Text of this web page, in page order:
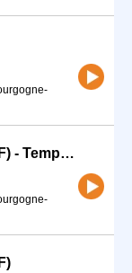
Conseiller-ère Vente Omnicanal (H/F) - Temps partiel